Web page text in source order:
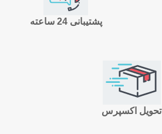
پشتیبانی 24 ساعته
تحویل اکسپرس